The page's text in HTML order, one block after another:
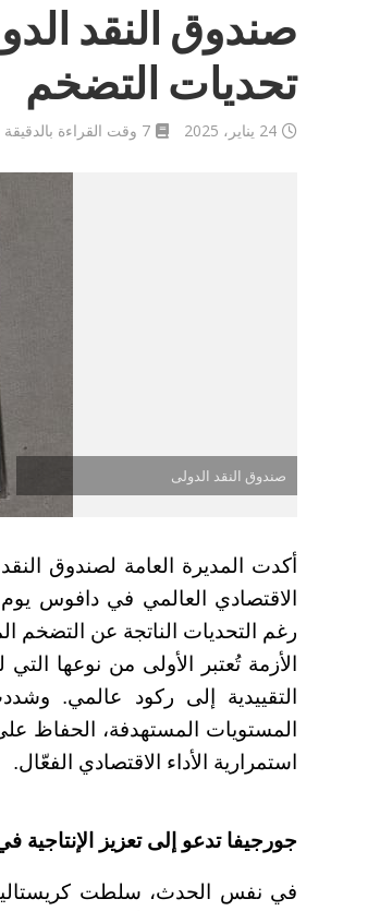
صندوق النقد
تحديات التضخم
24 يناير، 2025 7 وقت القراءة بالدقيقة
صندوق النقد الدولى
أكدت المديرة العامة لصندوق
الاقتصادي العالمي في دافوس
رغم التحديات الناتجة عن التضخم
الأزمة تُعتبر الأولى من نوعها
التقييدية إلى ركود عالمي.
المستويات المستهدفة، الحفاظ
استمرارية الأداء الاقتصادي الفعّال.
جورجيفا تدعو إلى تعزيز الإنتاجية
في نفس الحدث، سلطت كريستالينا